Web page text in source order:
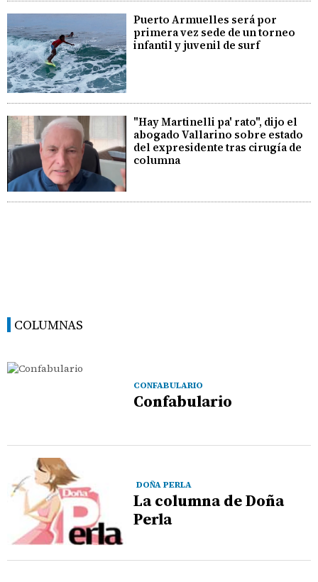
Puerto Armuelles será por
primera vez sede de un torneo
infantil y juvenil de surf
"Hay Martinelli pa' rato", dijo el
abogado Vallarino sobre estado
del expresidente tras cirugía de
columna
COLUMNAS
CONFABULARIO
Confabulario
DOÑA PERLA
La columna de Doña
Perla